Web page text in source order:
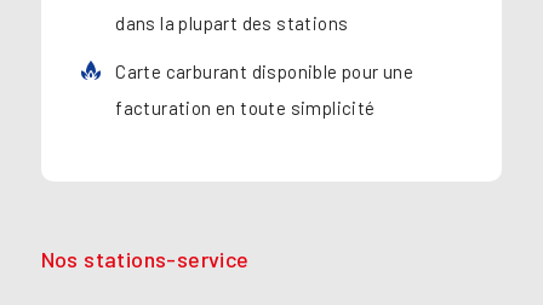
dans la plupart des stations
Carte carburant disponible pour une
facturation en toute simplicité
Nos stations-service